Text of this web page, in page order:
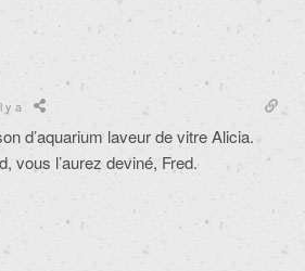
y a
d’aquarium laveur de vitre Alicia.
vous l’aurez deviné, Fred.